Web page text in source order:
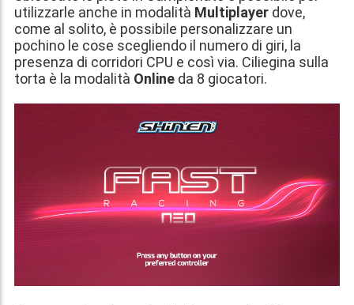
utilizzarle anche in modalità Multiplayer dove,
come al solito, è possibile personalizzare un
pochino le cose scegliendo il numero di giri, la
presenza di corridori CPU e così via. Ciliegina sulla
torta è la modalità Online da 8 giocatori.